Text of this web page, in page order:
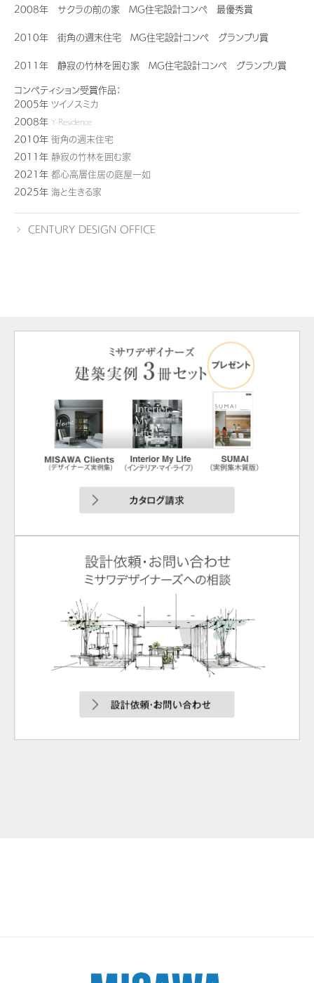
ミサワアイデンティティ
2008年 サクラの前の家 MG住宅設計コンペ 最優秀賞
2010年 街角の週末住宅 MG住宅設計コンペ グランプリ賞
2011年 静寂の竹林を囲む家 MG住宅設計コンペ グランプリ賞
コンペティション受賞作品：
2005年 ツイノスミカ
2008年 Y-Residence
2010年 街角の週末住宅
2011年 静寂の竹林を囲む家
2021年 都心高層住居の庭屋一如
2025年 海と生きる家
CENTURY DESIGN OFFICE